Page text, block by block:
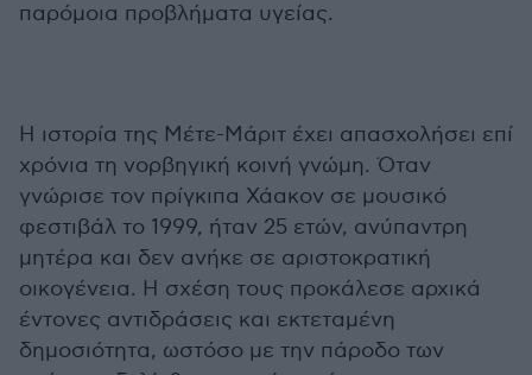
παρόμοια προβλήματα υγείας.
Η ιστορία της Μέτε-Μάριτ έχει απασχολήσει επί
χρόνια τη νορβηγική κοινή γνώμη. Όταν
γνώρισε τον πρίγκιπα Χάακον σε μουσικό
φεστιβάλ το 1999, ήταν 25 ετών, ανύπαντρη
μητέρα και δεν ανήκε σε αριστοκρατική
οικογένεια. Η σχέση τους προκάλεσε αρχικά
έντονες αντιδράσεις και εκτεταμένη
δημοσιότητα, ωστόσο με την πάροδο των